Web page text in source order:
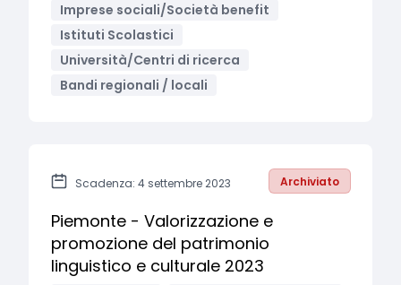
Imprese sociali/Società benefit
Istituti Scolastici
Università/Centri di ricerca
Bandi regionali / locali
Scadenza: 4 settembre 2023 Archiviato
Piemonte - Valorizzazione e
promozione del patrimonio
linguistico e culturale 2023